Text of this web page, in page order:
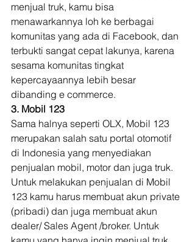
menjual truk, kamu bisa
menawarkannya loh ke berbagai
komunitas yang ada di Facebook, dan
terbukti sangat cepat lakunya, karena
sesama komunitas tingkat
kepercayaannya lebih besar
dibanding e commerce.
3. Mobil 123
Sama halnya seperti OLX, Mobil 123
merupakan salah satu portal otomotif
di Indonesia yang menyediakan
penjualan mobil, motor dan juga truk.
Untuk melakukan penjualan di Mobil
123 kamu harus membuat akun private
(pribadi) dan juga membuat akun
dealer/ Sales Agent /broker. Untuk